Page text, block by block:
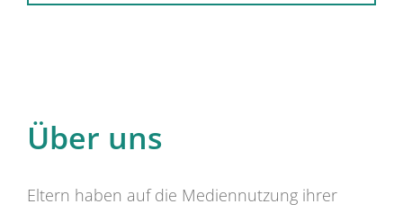
Über uns
Eltern haben auf die Mediennutzung ihrer